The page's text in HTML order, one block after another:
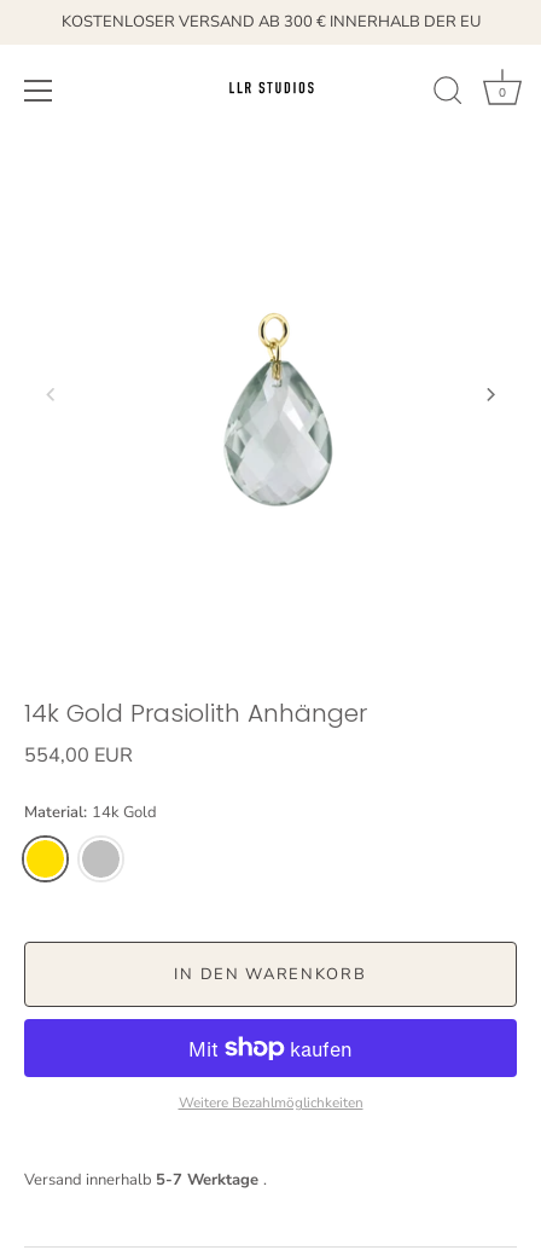
KOSTENLOSER VERSAND AB 300 € INNERHALB DER EU
0
14k Gold Prasiolith Anhänger
554,00 EUR
Material: 14k Gold
IN DEN WARENKORB
Weitere Bezahlmöglichkeiten
Versand innerhalb 5-7 Werktage .